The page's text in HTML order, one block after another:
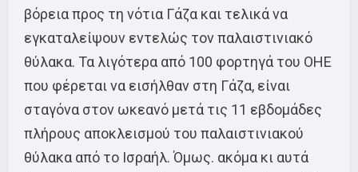
βόρεια προς τη νότια Γάζα και τελικά να
εγκαταλείψουν εντελώς τον παλαιστινιακό
θύλακα. Τα λιγότερα από 100 φορτηγά του ΟΗΕ
που φέρεται να εισήλθαν στη Γάζα, είναι
σταγόνα στον ωκεανό μετά τις 11 εβδομάδες
πλήρους αποκλεισμού του παλαιστινιακού
θύλακα από το Ισραήλ. Όμως. ακόμα κι αυτά